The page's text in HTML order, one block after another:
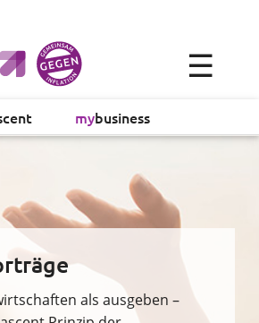
mybusiness
×
☰
als ausgeben –